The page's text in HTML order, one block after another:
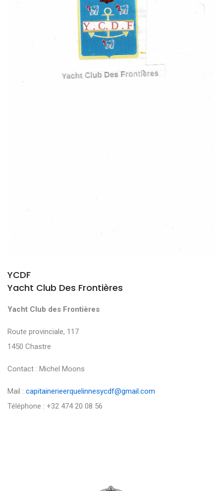
YCDF
Yacht Club Des Frontières
Yacht Club des Frontières
Route provinciale, 117
1450 Chastre
Contact : Michel Moons
Mail : capitainerieerquelinnesycdf@gmail.com
Téléphone : +32 474 20 08 56